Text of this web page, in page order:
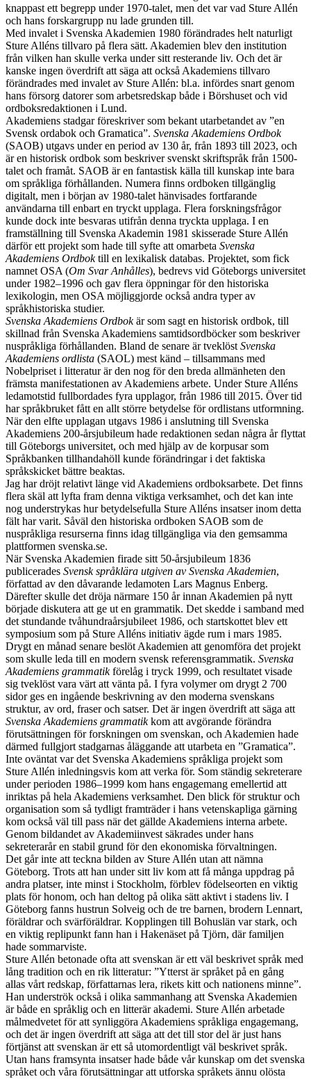
knappast ett begrepp under 1970-talet, men det var vad Sture Allén
och hans forskargrupp nu lade grunden till.
Med invalet i Svenska Akademien 1980 förändrades helt naturligt
Sture Alléns tillvaro på flera sätt. Akademien blev den institution
från vilken han skulle verka under sitt resterande liv. Och det är
kanske ingen överdrift att säga att också Akademiens tillvaro
förändrades med invalet av Sture Allén: bl.a. infördes snart genom
hans försorg datorer som arbetsredskap både i Börshuset och vid
ordboksredaktionen i Lund.
Akademiens stadgar föreskriver som bekant utarbetandet av ”en
Svensk ordabok och Gramatica”. Svenska Akademiens Ordbok
(SAOB) utgavs under en period av 130 år, från 1893 till 2023, och
är en historisk ordbok som beskriver svenskt skriftspråk från 1500-
talet och framåt. SAOB är en fantastisk källa till kunskap inte bara
om språkliga förhållanden. Numera finns ordboken tillgänglig
digitalt, men i början av 1980-talet hänvisades fortfarande
användarna till enbart en tryckt upplaga. Flera forskningsfrågor
kunde dock inte besvaras utifrån denna tryckta upplaga. I en
framställning till Svenska Akademin 1981 skisserade Sture Allén
därför ett projekt som hade till syfte att omarbeta Svenska
Akademiens Ordboktill en lexikalisk databas. Projektet, som fick
namnet OSA (Om Svar Anhålles), bedrevs vid Göteborgs universitet
under 1982–1996 och gav flera öppningar för den historiska
lexikologin, men OSA möjliggjorde också andra typer av
språkhistoriska studier.
Svenska Akademiens Ordbokär som sagt en historisk ordbok, till
skillnad från Svenska Akademiens samtidsordböcker som beskriver
nuspråkliga förhållanden. Bland de senare är tveklöst Svenska
Akademiens ordlista (SAOL) mest känd – tillsammans med
Nobelpriset i litteratur är den nog för den breda allmänheten den
främsta manifestationen av Akademiens arbete. Under Sture Alléns
ledamotstid fullbordades fyra upplagor, från 1986 till 2015. Över tid
har språkbruket fått en allt större betydelse för ordlistans utformning.
När den elfte upplagan utgavs 1986 i anslutning till Svenska
Akademiens 200-årsjubileum hade redaktionen sedan några år flyttat
till Göteborgs universitet, och med hjälp av de korpusar som
Språkbanken tillhandahöll kunde förändringar i det faktiska
språkskicket bättre beaktas.
Jag har dröjt relativt länge vid Akademiens ordboksarbete. Det finns
flera skäl att lyfta fram denna viktiga verksamhet, och det kan inte
nog understrykas hur betydelsefulla Sture Alléns insatser inom detta
fält har varit. Såväl den historiska ordboken SAOB som de
nuspråkliga resurserna finns idag tillgängliga via den gemsamma
plattformen svenska.se.
När Svenska Akademien firade sitt 50-årsjubileum 1836
publicerades Svensk språklära utgiven av Svenska Akademien,
författad av den dåvarande ledamoten Lars Magnus Enberg.
Därefter skulle det dröja närmare 150 år innan Akademien på nytt
började diskutera att ge ut en grammatik. Det skedde i samband med
det stundande tvåhundraårsjubileet 1986, och startskottet blev ett
symposium som på Sture Alléns initiativ ägde rum i mars 1985.
Drygt en månad senare beslöt Akademien att genomföra det projekt
som skulle leda till en modern svensk referensgrammatik. Svenska
Akademiens grammatikförelåg i tryck 1999, och resultatet visade
sig tveklöst vara värt att vänta på. I fyra volymer om drygt 2 700
sidor ges en ingående beskrivning av den moderna svenskans
struktur, av ord, fraser och satser. Det är ingen överdrift att säga att
Svenska Akademiens grammatikkom att avgörande förändra
förutsättningen för forskningen om svenskan, och Akademien hade
därmed fullgjort stadgarnas åläggande att utarbeta en ”Gramatica”.
Inte oväntat var det Svenska Akademiens språkliga projekt som
Sture Allén inledningsvis kom att verka för. Som ständig sekreterare
under perioden 1986–1999 kom hans engagemang emellertid att
inriktas på hela Akademiens verksamhet. Den blick för struktur och
organisation som så tydligt framträder i hans vetenskapliga gärning
kom också väl till pass när det gällde Akademiens interna arbete.
Genom bildandet av Akademiinvest säkrades under hans
sekreterarår en stabil grund för den ekonomiska förvaltningen.
Det går inte att teckna bilden av Sture Allén utan att nämna
Göteborg. Trots att han under sitt liv kom att få många uppdrag på
andra platser, inte minst i Stockholm, förblev födelseorten en viktig
plats för honom, och han deltog på olika sätt aktivt i stadens liv. I
Göteborg fanns hustrun Solveig och de tre barnen, brodern Lennart,
föräldrar och svärföräldrar. Kopplingen till Bohuslän var stark, och
en viktig replipunkt fann han i Hakenäset på Tjörn, där familjen
hade sommarviste.
Sture Allén betonade ofta att svenskan är ett väl beskrivet språk med
lång tradition och en rik litteratur: ”Ytterst är språket på en gång
allas vårt redskap, författarnas lera, rikets kitt och nationens minne”.
Han underströk också i olika sammanhang att Svenska Akademien
är både en språklig och en litterär akademi. Sture Allén arbetade
målmedvetet för att synliggöra Akademiens språkliga engagemang,
och det är ingen överdrift att säga att det till stor del är just hans
förtjänst att svenskan är ett så utomordentligt väl beskrivet språk.
Utan hans framsynta insatser hade både vår kunskap om det svenska
språket och våra förutsättningar att utforska språkets ännu olösta